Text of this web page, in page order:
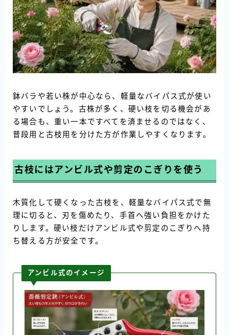
鉢バラや若い株が中心なら、軽量なバイパス式が使い
やすいでしょう。古株が多く、硬い枝を切る機会があ
る場合も、重い一本ですべてを済ませるのではなく、
普段用と古枝用を分けた方が作業しやすくなります。
古枝にはアンビル式や剪定のこぎりを使う
木質化して硬くなった古枝を、軽量なバイパス式で無
理に切ると、刃を傷めたり、手首へ強い負担をかけた
りします。硬い枝だけアンビル式や剪定のこぎりへ持
ち替える方が安全です。
アンビル式のイメージ